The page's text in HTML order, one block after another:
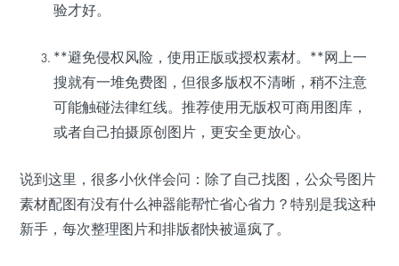
验才好。
**避免侵权风险，使用正版或授权素材。**网上一
搜就有一堆免费图，但很多版权不清晰，稍不注意
可能触碰法律红线。推荐使用无版权可商用图库，
或者自己拍摄原创图片，更安全更放心。
说到这里，很多小伙伴会问：除了自己找图，公众号图片
素材配图有没有什么神器能帮忙省心省力？特别是我这种
新手，每次整理图片和排版都快被逼疯了。